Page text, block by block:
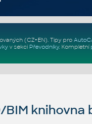
(CZ+EN). Tipy pro
v sekci Převodníky. Kompletní
BIM knihovna